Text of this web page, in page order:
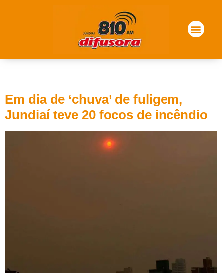
Em dia de ‘chuva’ de fuligem,
Jundiaí teve 20 focos de incêndio